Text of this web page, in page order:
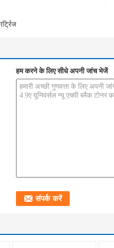
हम करने के लिए सीधे अपनी जांच भेजें